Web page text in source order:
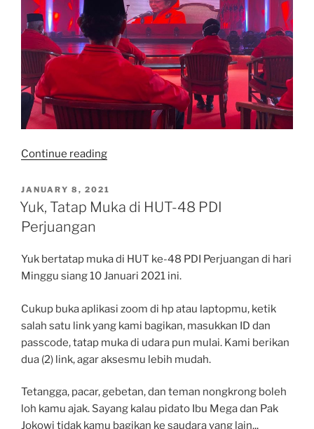
Continue reading“Pidato
Umum
PDI
Megawati
Soekarnoputri
HUT
ke-
48
PDI
10
Januari
2021”
POSTED
ON
JANUARY 8, 2021
Yuk, Tatap Muka di HUT-48 PDI
Perjuangan
Yuk bertatap muka di HUT ke-48 PDI Perjuangan di hari
Minggu siang 10 Januari 2021 ini.
Cukup buka aplikasi zoom di hp atau laptopmu, ketik
salah satu link yang kami bagikan, masukkan ID dan
passcode, tatap muka di udara pun mulai. Kami berikan
dua (2) link, agar aksesmu lebih mudah.
Tetangga, pacar, gebetan, dan teman nongkrong boleh
loh kamu ajak. Sayang kalau pidato Ibu Mega dan Pak
Jokowi tidak kamu bagikan ke saudara yang lain...